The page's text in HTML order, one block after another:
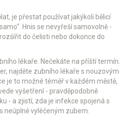
je přestat používat jakýkoli bělicí
Hnis se nevyřeší samovolně -
do čelisti nebo dokonce do
lékaře. Nečekáte na příští termín.
najděte zubního lékaře s nouzovým
je to možné téměř v každém městě,
vyšetření - pravděpodobně
- a zjistí, zda je infekce spojená s
neúplně vyléčeným zubem.